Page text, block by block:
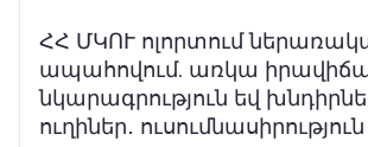
ՀՀ ՄԿՈՒ ոլորտում
ապահովում. առկա
նկարագրություն եվ
ուղիներ․ ուսումնասիրություն